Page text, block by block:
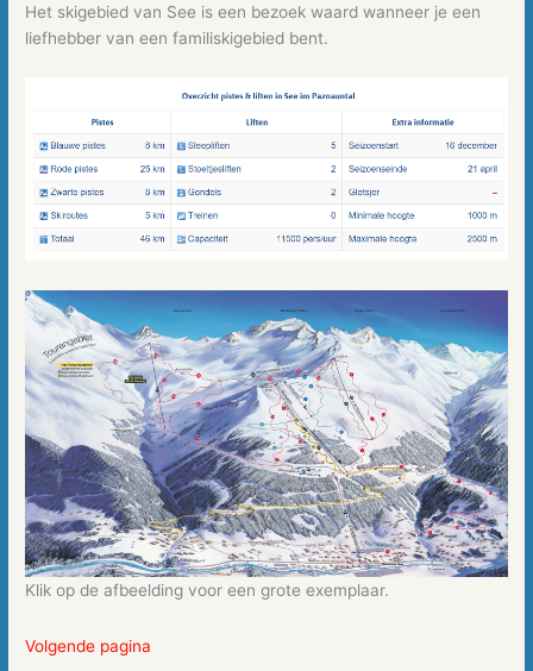
Het skigebied van See is een bezoek waard wanneer je een
liefhebber van een familiskigebied bent.
Klik op de afbeelding voor een grote exemplaar.
Volgende pagina